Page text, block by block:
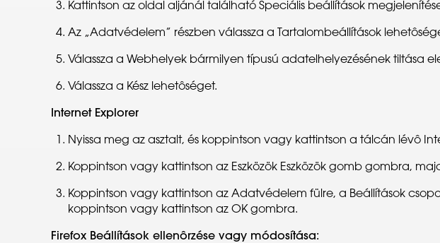
Kattintson az oldal aljánál található Speciális beállítások
Az „Adatvédelem” részben válassza a Tartalombeállítások
Válassza a Webhelyek bármilyen típusú adatelhelyezésének tiltása
Válassza a Kész lehetôséget.
Internet Explorer
Nyissa meg az asztalt, és koppintson vagy kattintson a tálcán lévô
Koppintson vagy kattintson az Eszközök Eszközök gomb gombra,
Koppintson vagy kattintson az Adatvédelem fülre, a Beállítások
koppintson vagy kattintson az OK gombra.
Firefox Beállítások ellenôrzése vagy módosítása: